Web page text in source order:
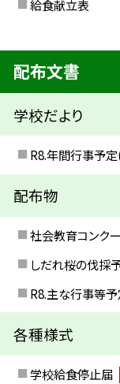
給食献立表
配布文書
学校だより
R8.年間行事予
配布物
社会教育コンク
しだれ桜の伐採
R8.主な行事等
各種様式
学校給食停止届